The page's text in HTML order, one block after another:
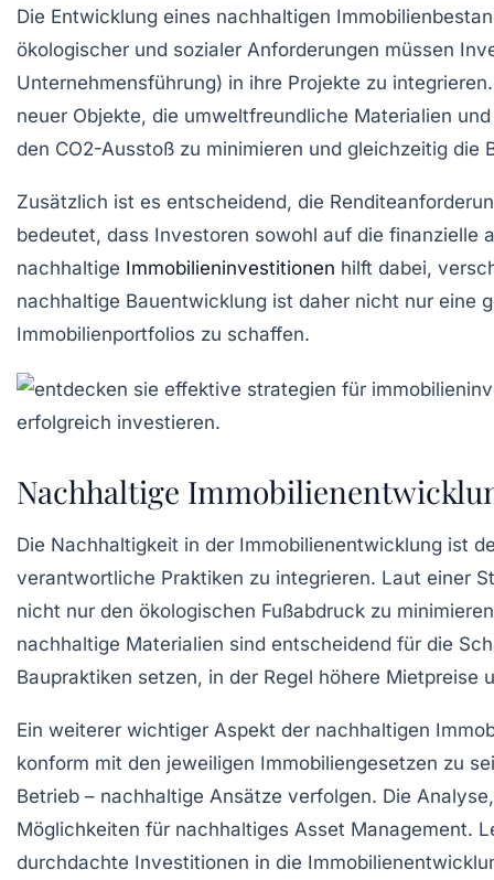
Die Entwicklung eines nachhaltigen
ökologischer und sozialer Anforderungen müssen
Unternehmensführung) in ihre Projekte zu
neuer Objekte, die umweltfreundliche Materialien
den CO2-Ausstoß zu minimieren und gleichzeitig die
Zusätzlich ist es entscheidend, die
bedeutet, dass Investoren sowohl auf die finanzielle
nachhaltige Immobilieninvestitionen hilft dabei,
nachhaltige Bauentwicklung ist daher nicht nur eine
Immobilienportfolios zu schaffen.
Nachhaltige
Die Nachhaltigkeit in der Immobilienentwicklung ist
verantwortliche Praktiken zu integrieren. Laut einer
nicht nur den ökologischen Fußabdruck zu
nachhaltige Materialien sind entscheidend für die
Baupraktiken setzen, in der Regel höhere Mietpreise
Ein weiterer wichtiger Aspekt der nachhaltigen
konform mit den jeweiligen Immobiliengesetzen zu
Betrieb – nachhaltige Ansätze verfolgen. Die
Möglichkeiten für nachhaltiges Asset Management.
durchdachte Investitionen in die